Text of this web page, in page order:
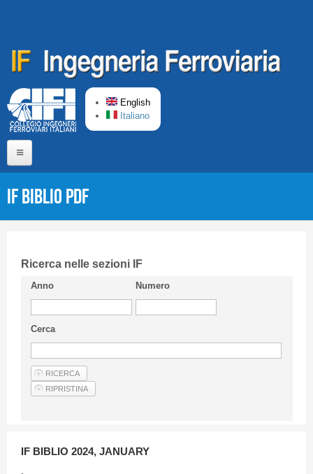
English
Italiano
Short presentation CIFI
Guideline
Privacy & Policy
Articles
IF Biblio PDF
Ricerca nelle sezioni IF
Anno Numero
Cerca
IF BIBLIO 2024, JANUARY